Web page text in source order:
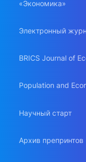
«Экономика»
Электронный
BRICS Journal of
Population and
Научный старт
Архив препринтов